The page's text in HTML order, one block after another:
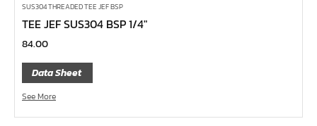
บ๊อกซ์เดือยโผล่ Z-Series หกเหลี่ยม,ท๊อกซ์ ขนาด 1/4",
3/8", 1/2"
ลูกบ๊อกซ์ สั้น, ยาว Koken Z-Series ขนาด 1/4", 3/8", 1/2"
ข้อต่อ Z-Series ขนาด 1/4", 3/8", 1/2"
SUS304 THREADED TEE JEF BSP
TEE JEF SUS304 BSP 1/4″
84.00
Data Sheet
See More